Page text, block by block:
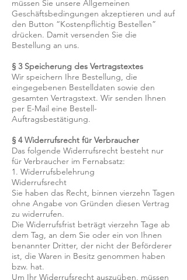
müssen Sie unsere Allgemeinen
Geschäftsbedingungen akzeptieren und auf
den Button “Kostenpflichtig Bestellen”
drücken. Damit versenden Sie die
Bestellung an uns.
§ 3 Speicherung des Vertragstextes
Wir speichern Ihre Bestellung, die
eingegebenen Bestelldaten sowie den
gesamten Vertragstext. Wir senden Ihnen
per E-Mail eine Bestell-
Auftragsbestätigung.
§ 4 Widerrufsrecht für Verbraucher
Das folgende Widerrufsrecht besteht nur
für Verbraucher im Fernabsatz:
1. Widerrufsbelehrung
Widerrufsrecht
Sie haben das Recht, binnen vierzehn Tagen
ohne Angabe von Gründen diesen Vertrag
zu widerrufen.
Die Widerrufsfrist beträgt vierzehn Tage ab
dem Tag, an dem Sie oder ein von Ihnen
benannter Dritter, der nicht der Beförderer
ist, die Waren in Besitz genommen haben
bzw. hat.
Um Ihr Widerrufsrecht auszuüben, müssen